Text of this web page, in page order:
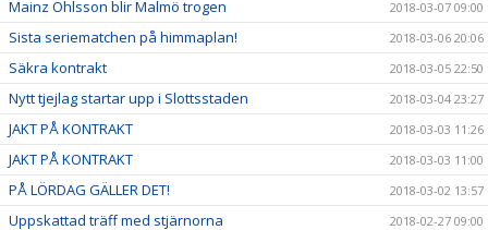
Mainz Ohlsson blir Malmö trogen 2018-03-07 09:00
Sista seriematchen på himmaplan! 2018-03-06 20:06
Säkra kontrakt 2018-03-05 22:50
Nytt tjejlag startar upp i Slottsstaden 2018-03-04 23:27
JAKT PÅ KONTRAKT 2018-03-03 11:26
JAKT PÅ KONTRAKT 2018-03-03 11:00
PÅ LÖRDAG GÄLLER DET! 2018-03-02 13:57
Uppskattad träff med stjärnorna 2018-02-27 09:00